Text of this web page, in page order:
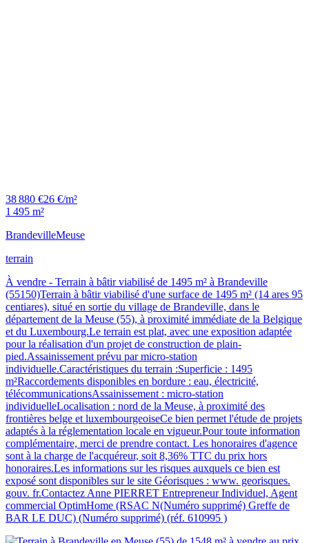
38 880 €26 €/m²
1 495 m²
BrandevilleMeuse
terrain
À vendre - Terrain à bâtir viabilisé de 1495 m² à Brandeville
(55150)Terrain à bâtir viabilisé d'une surface de 1495 m² (14 ares 95
centiares), situé en sortie du village de Brandeville, dans le
département de la Meuse (55), à proximité immédiate de la Belgique
et du Luxembourg.Le terrain est plat, avec une exposition adaptée
pour la réalisation d'un projet de construction de plain-
pied.Assainissement prévu par micro-station
individuelle.Caractéristiques du terrain :Superficie : 1495
m²Raccordements disponibles en bordure : eau, électricité,
télécommunicationsAssainissement : micro-station
individuelleLocalisation : nord de la Meuse, à proximité des
frontières belge et luxembourgeoiseCe bien permet l'étude de projets
adaptés à la réglementation locale en vigueur.Pour toute information
complémentaire, merci de prendre contact. Les honoraires d'agence
sont à la charge de l'acquéreur, soit 8,36% TTC du prix hors
honoraires.Les informations sur les risques auxquels ce bien est
exposé sont disponibles sur le site Géorisques : www. georisques.
gouv. fr.Contactez Anne PIERRET Entrepreneur Individuel, Agent
commercial OptimHome (RSAC N(Numéro supprimé) Greffe de
BAR LE DUC) (Numéro supprimé) (réf. 610995 )